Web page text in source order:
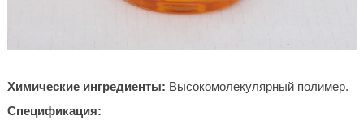
Химические ингредиенты: Высокомолекулярный полимер.
Спецификация: